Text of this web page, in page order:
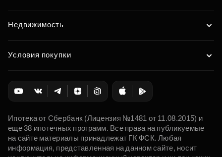
Недвижимость
Условия покупки
Ипотека от Сбербанк (Лицензия №1481 от 11.08.2015) и
еще 38 ипотечных программ. Все права на публикуемые
на сайте материалы принадлежат ГК ФСК. Любая
информация, представленная на данном сайте, носит